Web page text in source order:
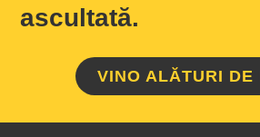
ascultată.
VINO ALĂTURI DE